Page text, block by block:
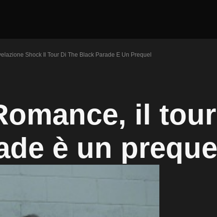
Shock Il Tour Di The Black Parade E Un Prequel
il
è un